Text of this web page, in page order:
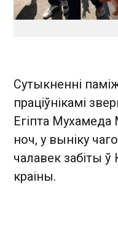
Сутыкненні
праціўнікамі
Егіпта Мухамеда
ноч, у выніку
чалавек забіты ў
краіны.